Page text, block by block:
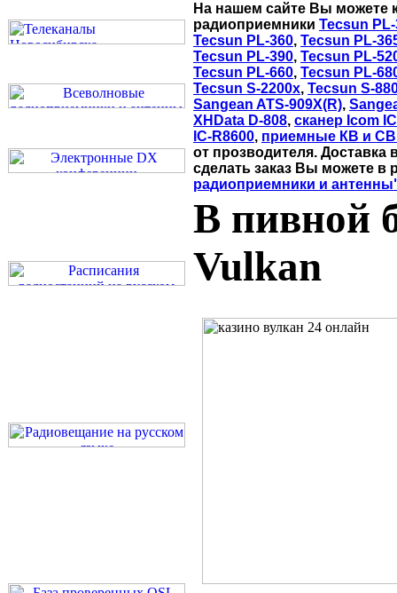
На нашем сайте Вы можете
радиоприемники Tecsun PL-
Tecsun PL-360, Tecsun PL-
Tecsun PL-390, Tecsun PL-
Tecsun PL-660, Tecsun PL-
Tecsun S-2200x, Tecsun S-
Sangean ATS-909X(R),
XHData D-808, сканер Icom
IC-R8600, приемные КВ и
от прозводителя.
сделать заказ Вы можете в
радиоприемники и
В пивной
Vulkan